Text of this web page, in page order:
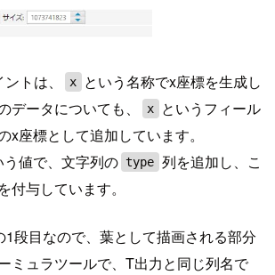
トは、 x
という名称でx座標を生成し
データについても、
x
というフィール
x座標として追加しています。
う値で、文字列の type 列を追加し、こ
付与しています。
1段目なので、葉として描画される部分
ミュラツールで、T出力と同じ列名で